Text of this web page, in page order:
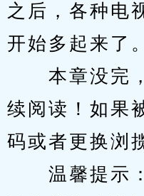
之后，各种电
开始多起来了
本章没完，
续阅读！如果
码或者更换浏
温馨提示：